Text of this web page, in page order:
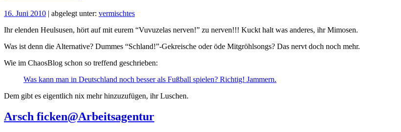
16. Juni 2010 | abgelegt unter: vermischtes
Ihr elenden Heulsusen, hört auf mit eurem “Vuvuzelas nerven!” zu nerven!!! Kuckt halt was anderes, ihr Mimosen.
Was ist denn die Alternative? Dummes “Schland!”-Gekreische oder öde Mitgröhlsongs? Das nervt doch noch mehr.
Wie im ChaosBlog schon so treffend geschrieben:
Was kann man in Deutschland noch besser als Fußball spielen? Richtig! Jammern.
Dem gibt es eigentlich nix mehr hinzuzufügen, ihr Luschen.
Arsch ficken@Arbeitsagentur